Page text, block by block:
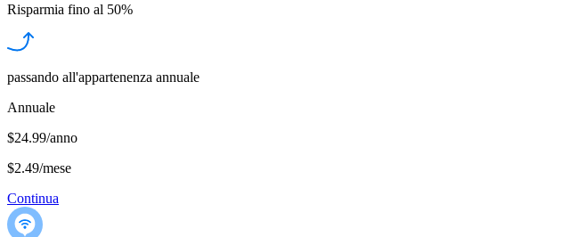
Risparmia fino al 50%
passando all'appartenenza annuale
Annuale
$24.99/anno
$2.49/mese
Continua